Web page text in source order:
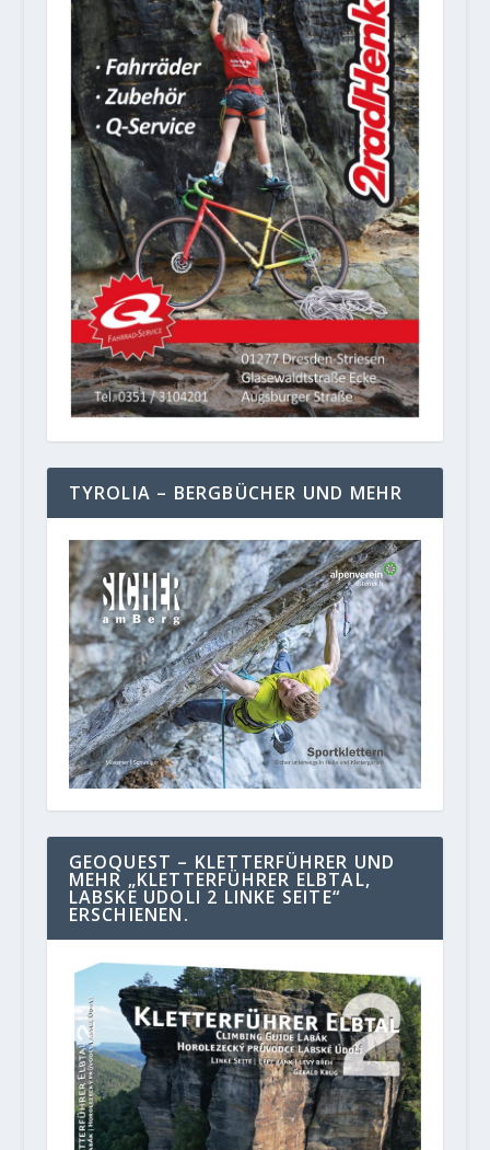
TYROLIA – BERGBÜCHER UND MEHR
GEOQUEST – KLETTERFÜHRER UND
MEHR „KLETTERFÜHRER ELBTAL,
LABSKE UDOLI 2 LINKE SEITE“
ERSCHIENEN.